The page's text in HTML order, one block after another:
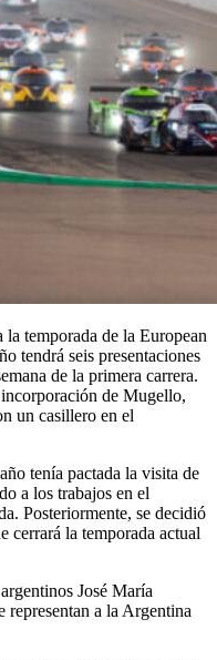
temporada de la European
tendrá seis presentaciones
de la primera carrera.
de Mugello,
un casillero en el
tenía pactada la visita de
a los trabajos en el
Posteriormente, se decidió
cerrará la temporada actual
José María
a la Argentina